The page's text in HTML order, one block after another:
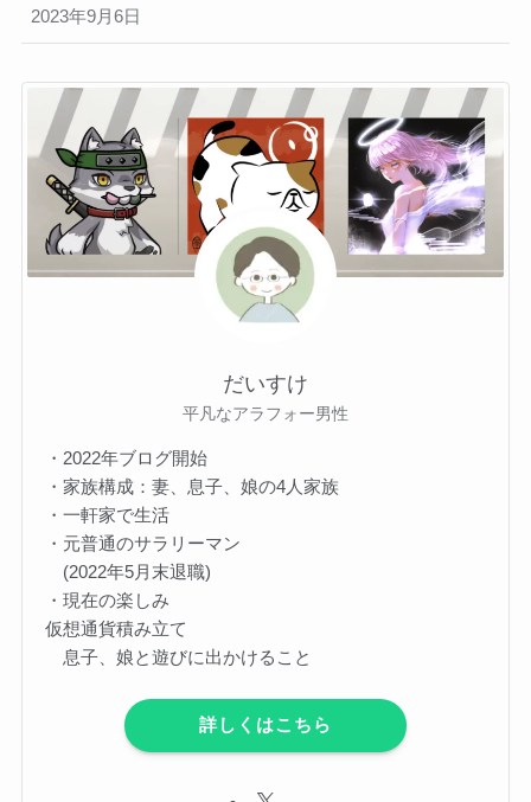
2023年9月6日
だいすけ
平凡なアラフォー男性
・2022年ブログ開始
・家族構成：妻、息子、娘の4人家族
・一軒家で生活
・元普通のサラリーマン
(2022年5月末退職)
・現在の楽しみ
仮想通貨積み立て
息子、娘と遊びに出かけること
詳しくはこちら